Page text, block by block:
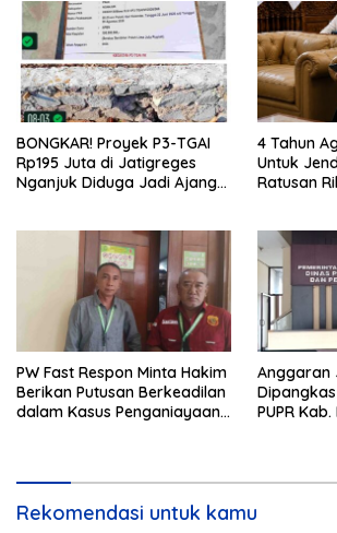
BONGKAR! Proyek P3-TGAI
Rp195 Juta di Jatigreges
Nganjuk Diduga Jadi Ajang
4 Tahun
Untuk
Ratusan
PW Fast Respon Minta Hakim
Berikan Putusan Berkeadilan
dalam Kasus Penganiayaan
Anggaran
PUPR
Rekomendasi untuk kamu